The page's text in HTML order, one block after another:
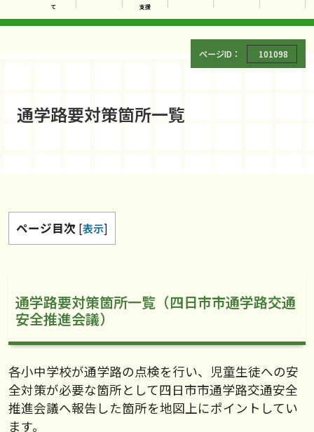
て
支援
ページID： 101098
通学路要対策箇所一覧
ページ目次 [表示]
通学路要対策箇所一覧（四日市市通学路交通
安全推進会議）
各小中学校が通学路の点検を行い、児童生徒への安
全対策が必要な箇所として四日市市通学路交通安全
推進会議へ報告した箇所を地図上にポイントしてい
ます。